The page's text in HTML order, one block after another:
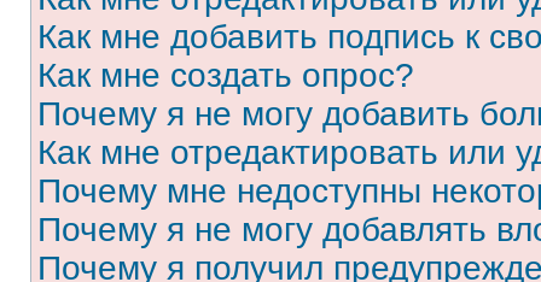
Как мне добавить подпись к
Как мне создать опрос?
Почему я не могу добавить
Как мне отредактировать или
Почему мне недоступны
Почему я не могу добавлять
Почему я получил